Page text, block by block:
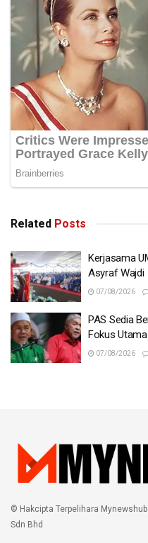
Related Posts
Kerjasama
Asyraf Wajdi
07/08/2026
PAS Sedia
Fokus
07/08/2026
© Hakcipta Terpelihara
Sdn Bhd